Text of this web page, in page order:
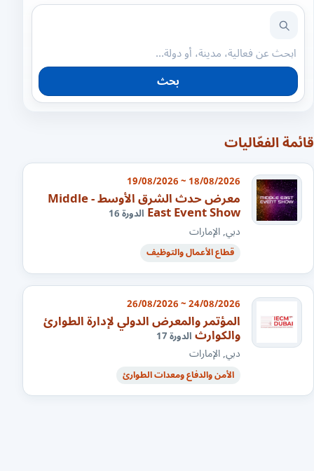
بحث
قائمة الفعّاليات
18/08/2026 ~ 19/08/2026
معرض حدث الشرق الأوسط - Middle
East Event Showالدورة 16
دبي, الإمارات
قطاع الأعمال والتوظيف
24/08/2026 ~ 26/08/2026
المؤتمر والمعرض الدولي لإدارة الطوارئ
والكوارثالدورة 17
دبي, الإمارات
الأمن والدفاع ومعدات الطوارئ